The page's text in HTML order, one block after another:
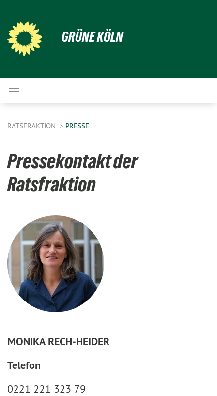
GRÜNE KÖLN
RATSFRAKTION PRESSE
Pressekontakt der
Ratsfraktion
MONIKA RECH-HEIDER
Telefon
0221 221 323 79